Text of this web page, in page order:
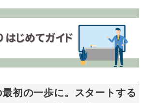
初の一歩に。スタートする